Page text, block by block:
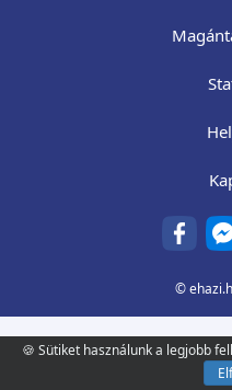
©
🍪 Sütiket használunk a legjobb